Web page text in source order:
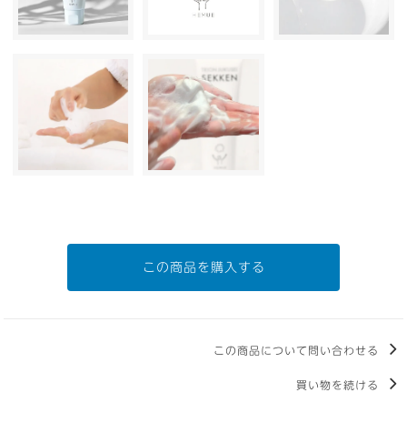
この商品を購入する
この商品について問い合わせる
買い物を続ける